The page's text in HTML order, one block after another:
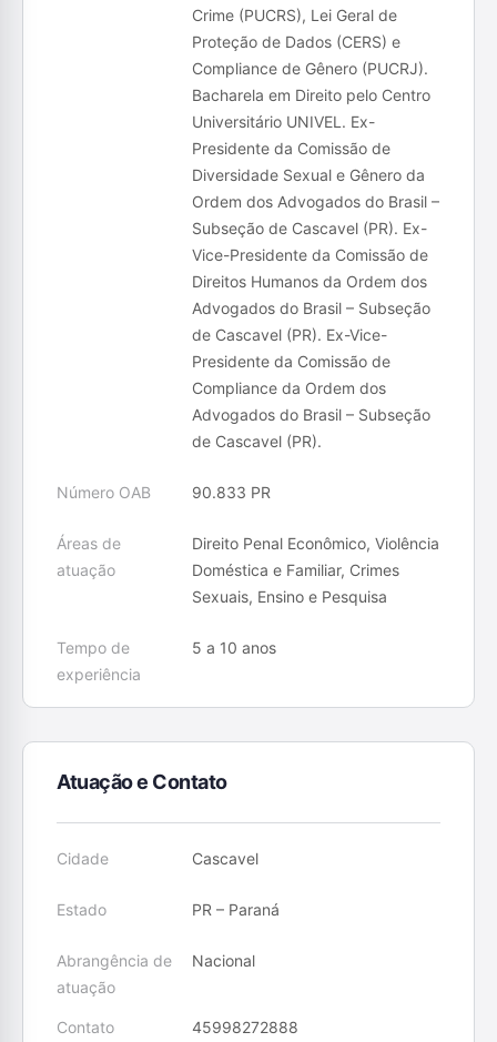
Crime (PUCRS), Lei Geral de
Proteção de Dados (CERS) e
Compliance de Gênero (PUCRJ).
Bacharela em Direito pelo Centro
Universitário UNIVEL. Ex-
Presidente da Comissão de
Diversidade Sexual e Gênero da
Ordem dos Advogados do Brasil –
Subseção de Cascavel (PR). Ex-
Vice-Presidente da Comissão de
Direitos Humanos da Ordem dos
Advogados do Brasil – Subseção
de Cascavel (PR). Ex-Vice-
Presidente da Comissão de
Compliance da Ordem dos
Advogados do Brasil – Subseção
de Cascavel (PR).
Número OAB 90.833 PR
Áreas de
atuação
Direito Penal Econômico, Violência
Doméstica e Familiar, Crimes
Sexuais, Ensino e Pesquisa
Tempo de
experiência
5 a 10 anos
Atuação e Contato
Cidade Cascavel
Estado PR – Paraná
Abrangência de
atuação
Nacional
Contato
45998272888